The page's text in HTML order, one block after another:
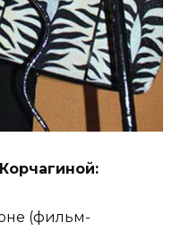
(фильм-